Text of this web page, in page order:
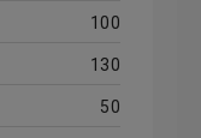
100
130
50